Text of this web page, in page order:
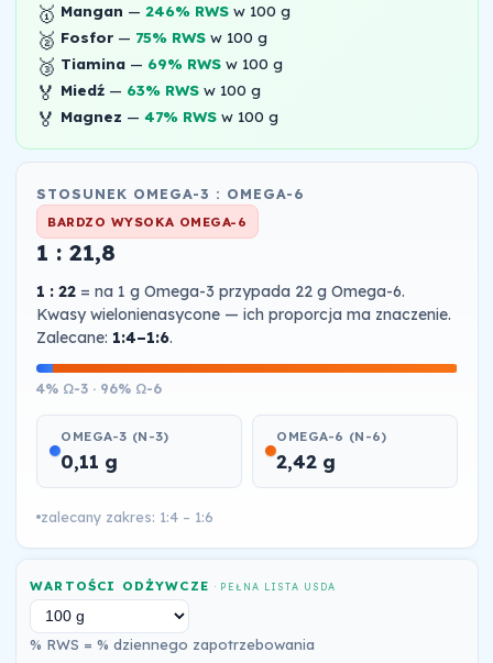
🥇 Mangan — 246% RWSw 100 g
🥈 Fosfor— 75% RWSw 100 g
🥉 Tiamina— 69% RWSw 100 g
🏅 Miedź— 63% RWSw 100 g
🏅 Magnez — 47% RWSw 100 g
STOSUNEK OMEGA-3 : OMEGA-6
BARDZO WYSOKA OMEGA-6
1 : 21,8
1 : 22= na 1 g Omega-3 przypada 22 g Omega-6.
Kwasy wielonienasycone — ich proporcja ma znaczenie.
Zalecane: 1:4–1:6.
4% Ω-3 · 96% Ω-6
OMEGA-3 (N-3)
0,11 g
OMEGA-6 (N-6)
2,42 g
zalecany zakres: 1:4 – 1:6
WARTOŚCI ODŻYWCZE· PEŁNA LISTA USDA
% RWS = % dziennego zapotrzebowania